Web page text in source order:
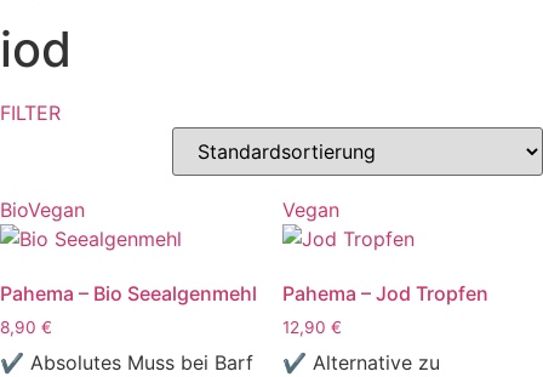
iod
FILTER
BioVegan
Pahema – Bio Seealgenmehl
8,90 €
✔ Absolutes Muss bei Barf
Vegan
Pahema – Jod Tropfen
12,90 €
✔ Alternative zu